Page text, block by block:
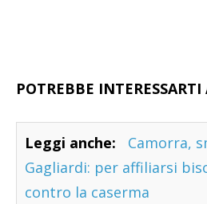
POTREBBE INTERESSARTI
Leggi anche:
Camorra,
Gagliardi: per affiliarsi
contro la caserma